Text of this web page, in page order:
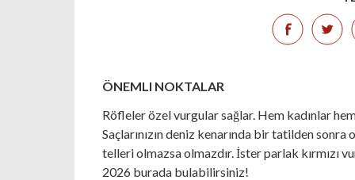
ÖNEMLI NOKTALAR
Röfleler özel vurgular sağlar. Hem kadınlar
Saçlarınızın deniz kenarında bir tatilden
telleri olmazsa olmazdır. İster parlak kırmızı
2026 burada bulabilirsiniz!